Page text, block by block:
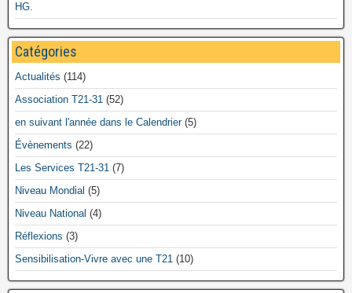
HG.
Catégories
Actualités (114)
Association T21-31 (52)
en suivant l'année dans le Calendrier(5)
Évènements (22)
Les Services T21-31 (7)
Niveau Mondial (5)
Niveau National (4)
Réflexions (3)
Sensibilisation-Vivre avec une T21 (10)